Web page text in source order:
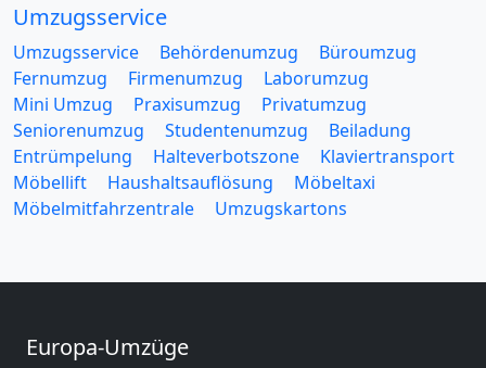
Umzugsservice
Umzugsservice Behördenumzug
Büroumzug
Fernumzug
Firmenumzug
Laborumzug
Mini Umzug
Praxisumzug
Privatumzug
Seniorenumzug
Studentenumzug
Beiladung
Entrümpelung
Halteverbotszone
Klaviertransport
Möbellift
Haushaltsauflösung
Möbeltaxi
Möbelmitfahrzentrale
Umzugskartons
Europa-Umzüge